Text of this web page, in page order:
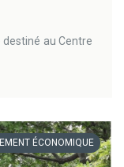
destiné au Centre
ÉCONOMIQUE